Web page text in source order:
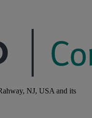
NJ, USA and its